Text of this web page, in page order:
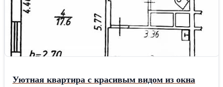
Уютная квартира с красивым видом из окна